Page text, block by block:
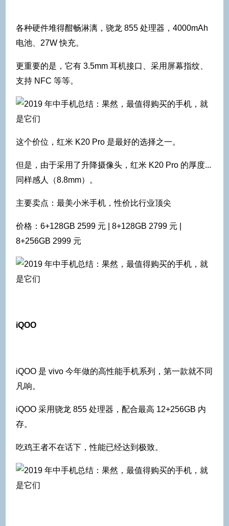
各种硬件堆得酣畅淋漓，骁龙 855 处理器，4000mAh
电池、27W 快充。
更重要的是，它有 3.5mm 耳机接口、采用屏幕指纹、
支持 NFC 等等。
这个价位，红米 K20 Pro 是最好的选择之一。
但是，由于采用了升降摄像头，红米 K20 Pro 的厚度...
同样感人（8.8mm）。
主要卖点：最美小米手机，性价比行业顶尖
价格：6+128GB 2599 元 | 8+128GB 2799 元 |
8+256GB 2999 元
iQOO
iQOO 是 vivo 今年做的高性能手机系列，第一款就不同
凡响。
iQOO 采用骁龙 855 处理器，配合最高 12+256GB 内
存。
吃鸡王者不在话下，性能已经达到极致。